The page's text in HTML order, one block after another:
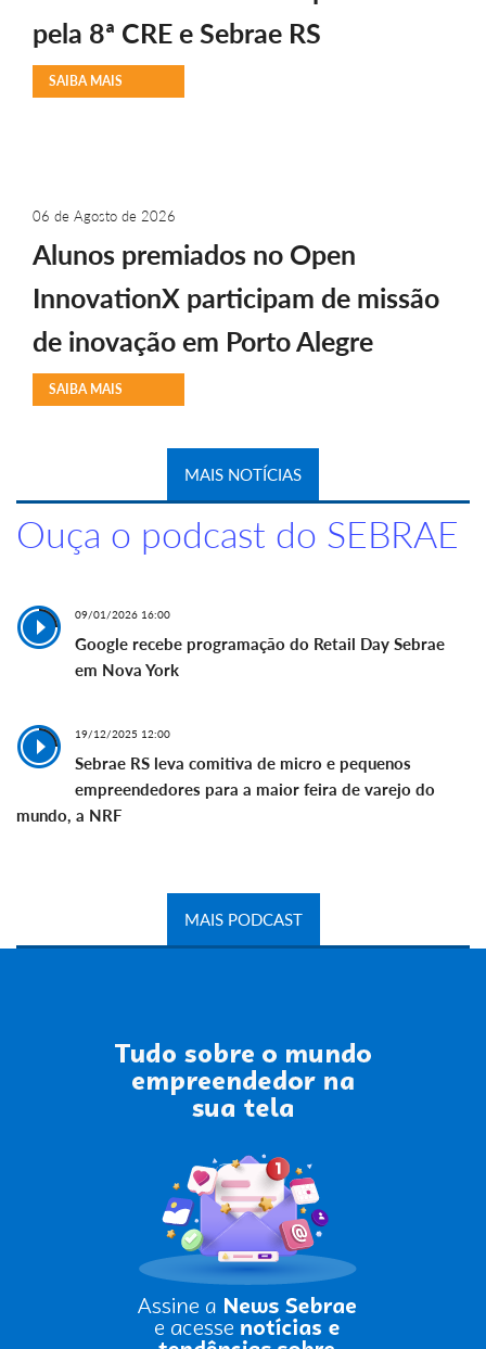
pela 8ª CRE e Sebrae RS
SAIBA MAIS
06 de Agosto de 2026
Alunos premiados no Open
InnovationX participam de missão
de inovação em Porto Alegre
SAIBA MAIS
MAIS NOTÍCIAS
Ouça o podcast do SEBRAE
09/01/2026 16:00
Google recebe programação do Retail Day Sebrae
em Nova York
19/12/2025 12:00
Sebrae RS leva comitiva de micro e pequenos
empreendedores para a maior feira de varejo do
mundo, a NRF
MAIS PODCAST